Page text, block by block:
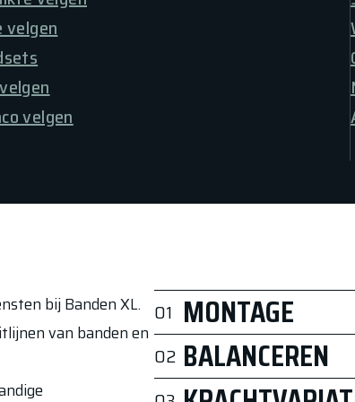
velgen
velgen
bij Banden XL.
van banden en
01 MONTAGE
Het monteren van een band
demontage controleren we
voor luchtdichtheid. Het
02 BALANCEREN
Na de montage van de band